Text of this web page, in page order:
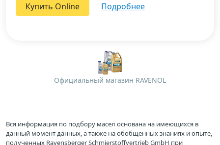
Купить Online подробнее
Официальный магазин RAVENOL
Вся информация по подбору масел основана на имеющихся в
данный момент данных, а также на обобщенных знаниях и опыте,
полученных Ravensberger Schmierstoffvertrieb GmbH при